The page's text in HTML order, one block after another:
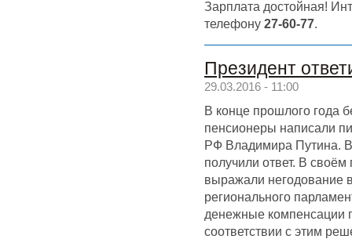
Зарплата достойная!
телефону 27-60-77
Президент
29.03.2016 - 11:00
В конце прошлого года
пенсионеры написали
РФ Владимира Путина.
получили ответ. В
выражали негодование
регионального
денежные компенсации
соответствии с этим